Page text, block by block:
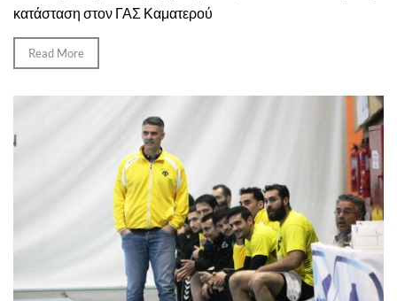
κατάσταση στον ΓΑΣ Καματερού
Read More